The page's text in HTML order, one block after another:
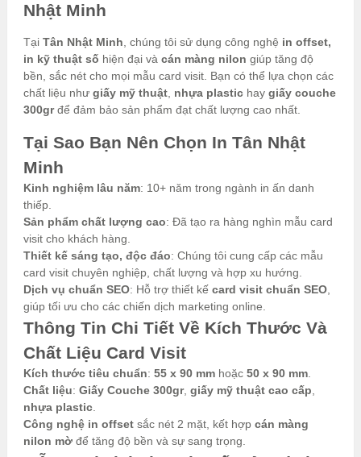
Nhật Minh
Tại Tân Nhật Minh, chúng tôi sử dụng công nghệ in offset,
in kỹ thuật số hiện đại và cán màng nilon giúp tăng độ
bền, sắc nét cho mọi mẫu card visit. Bạn có thể lựa chọn các
chất liệu như giấy mỹ thuật, nhựa plastichay giấy couche
300grđể đảm bảo sản phẩm đạt chất lượng cao nhất.
Tại Sao Bạn Nên Chọn In Tân Nhật
Minh
Kinh nghiệm lâu năm: 10+ năm trong ngành in ấn danh
thiếp.
Sản phẩm chất lượng cao: Đã tạo ra hàng nghìn mẫu card
visit cho khách hàng.
Thiết kế sáng tạo, độc đáo: Chúng tôi cung cấp các mẫu
card visit chuyên nghiệp, chất lượng và hợp xu hướng.
Dịch vụ chuẩn SEO: Hỗ trợ thiết kế card visit chuẩn SEO,
giúp tối ưu cho các chiến dịch marketing online.
Thông Tin Chi Tiết Về Kích Thước Và
Chất Liệu Card Visit
Kích thước tiêu chuẩn: 55 x 90 mmhoặc 50 x 90 mm.
Chất liệu: Giấy Couche 300gr, giấy mỹ thuật cao cấp,
nhựa plastic.
Công nghệ in offsetsắc nét 2 mặt, kết hợp cán màng
nilon mờđể tăng độ bền và sự sang trọng.